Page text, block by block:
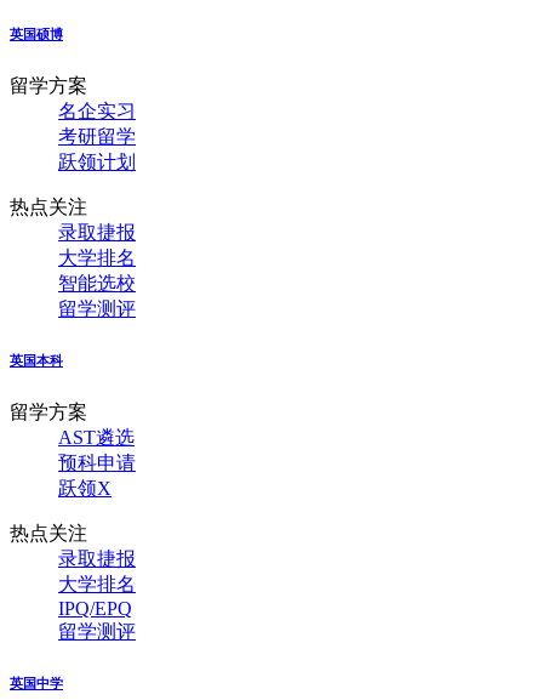
英国硕博
留学方案
名企实习
考研留学
跃领计划
热点关注
录取捷报
大学排名
智能选校
留学测评
英国本科
留学方案
AST遴选
预科申请
跃领X
热点关注
录取捷报
大学排名
IPQ/EPQ
留学测评
英国中学